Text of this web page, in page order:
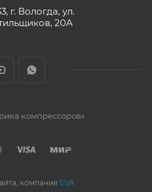
г. Вологда, ул.
20А
компрессоров»
компания EVA